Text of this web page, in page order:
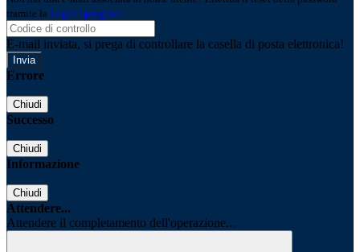
tramite la Login Spaggiari
E-mail inviata, si prega di controllare la casella di posta elettronica!
Errore
Chiudi
Successo
Chiudi
Informazione
Chiudi
Attendere...
Attendere il completamento dell'operazione...